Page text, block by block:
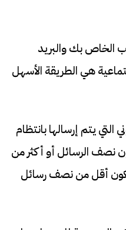
الخاص بك والبريد
هي الطريقة الأسهل
التي يتم إرسالها بانتظام
نصف الرسائل أو أكثر من
أقل من نصف رسائل